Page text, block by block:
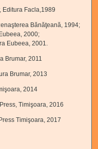
Editura Facla,1989
Bănăţeană, 1994;
2000;
Eubeea, 2001.
Brumar, 2011
Brumar, 2013
2014
Timişoara, 2016
Timişoara, 2017